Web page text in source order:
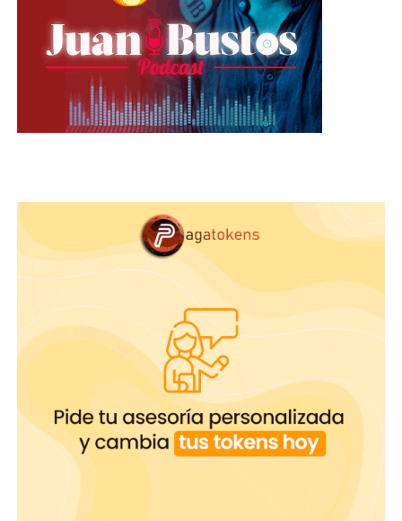
adultos han comenzado a ofrecer un servicio en el
que se puede personalizar la experiencia con
avatares 3D para modificar la apariencia y
posiciones del compañero de juego “holográfico”.
Expectativas
Se convertirá en algo común encontrar
hologramas de los artistas adultos preferidos para
interactuar sexualmente con ellos.
¿Qué esperar?
En el 2020 las personas utilizarán regularmente la
realidad virtual con la posibilidad de una